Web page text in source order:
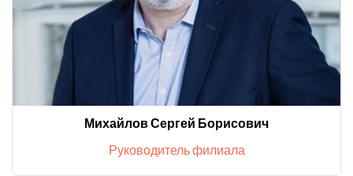
Михайлов Сергей Борисович
Руководитель филиала